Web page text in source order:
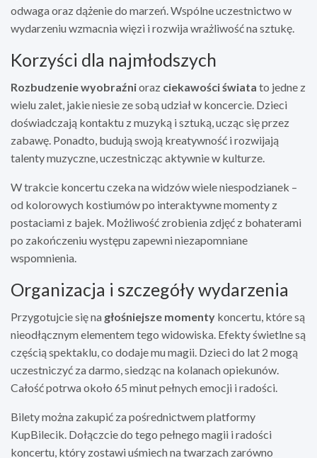
odwaga oraz dążenie do marzeń. Wspólne uczestnictwo w
wydarzeniu wzmacnia więzi i rozwija wrażliwość na sztukę.
Korzyści dla najmłodszych
Rozbudzenie wyobraźnioraz ciekawości świata to jedne z
wielu zalet, jakie niesie ze sobą udział w koncercie. Dzieci
doświadczają kontaktu z muzyką i sztuką, ucząc się przez
zabawę. Ponadto, budują swoją kreatywność i rozwijają
talenty muzyczne, uczestnicząc aktywnie w kulturze.
W trakcie koncertu czeka na widzów wiele niespodzianek –
od kolorowych kostiumów po interaktywne momenty z
postaciami z bajek. Możliwość zrobienia zdjęć z bohaterami
po zakończeniu występu zapewni niezapomniane
wspomnienia.
Organizacja i szczegóły wydarzenia
Przygotujcie się na głośniejsze momenty koncertu, które są
nieodłącznym elementem tego widowiska. Efekty świetlne są
częścią spektaklu, co dodaje mu magii. Dzieci do lat 2 mogą
uczestniczyć za darmo, siedząc na kolanach opiekunów.
Całość potrwa około 65 minut pełnych emocji i radości.
Bilety można zakupić za pośrednictwem platformy
KupBilecik. Dołączcie do tego pełnego magii i radości
koncertu, który zostawi uśmiech na twarzach zarówno